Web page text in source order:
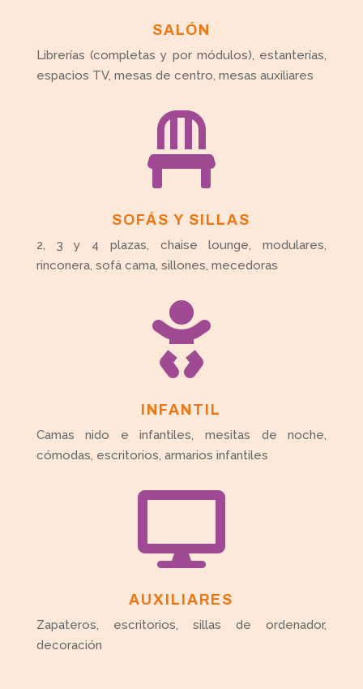
SALÓN
Librerías (completas y por módulos), estanterías,
espacios TV, mesas de centro, mesas auxiliares

SOFÁS Y SILLAS
2, 3 y 4 plazas, chaise lounge, modulares,
rinconera, sofá cama, sillones, mecedoras

INFANTIL
Camas nido e infantiles, mesitas de noche,
cómodas, escritorios, armarios infantiles

AUXILIARES
Zapateros, escritorios, sillas de ordenador,
decoración